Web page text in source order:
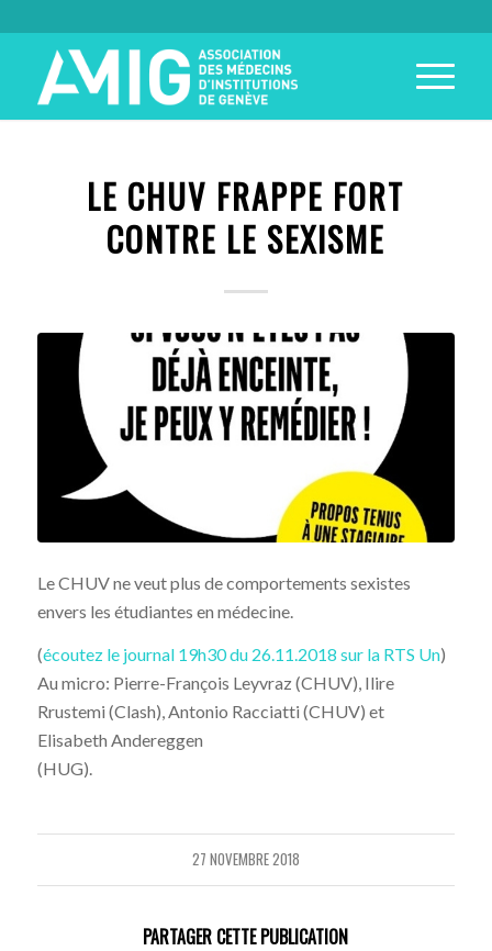
LE CHUV FRAPPE FORT
CONTRE LE SEXISME
Le CHUV ne veut plus de comportements sexistes
envers les étudiantes en médecine.
(écoutez le journal 19h30 du 26.11.2018 sur la RTS Un)
Au micro: Pierre-François Leyvraz (CHUV), Ilire
Rrustemi (Clash), Antonio Racciatti (CHUV) et
Elisabeth Andereggen
(HUG).
27 NOVEMBRE 2018
PARTAGER CETTE PUBLICATION